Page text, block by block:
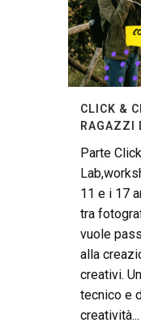
CLICK &
RAGAZZI
Parte
11 e i 17
tra
vuole
alla
creativi.
tecnico e
creatività...